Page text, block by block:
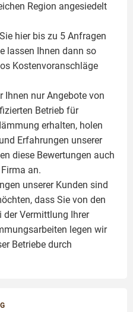
Region angesiedelt
hier bis zu 5 Anfragen
lassen Ihnen dann so
Kostenvoranschläge
Ihnen nur Angebote von
Betrieb für
erhalten, holen
Erfahrungen unserer
diese Bewertungen auch
an.
unserer Kunden sind
dass Sie von den
der Vermittlung Ihrer
legen wir
Betriebe durch